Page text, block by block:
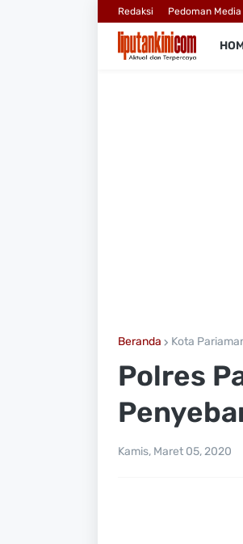
Redaksi Pedoman
Beranda Kota
Polres
Kamis, Maret 05, 2020